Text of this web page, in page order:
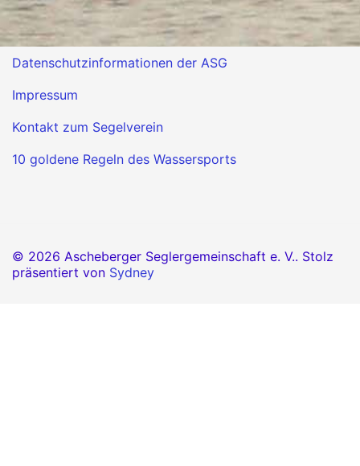
Datenschutzinformationen der ASG
Impressum
Kontakt zum Segelverein
10 goldene Regeln des Wassersports
© 2026 Ascheberger Seglergemeinschaft e. V.. Stolz
präsentiert von Sydney